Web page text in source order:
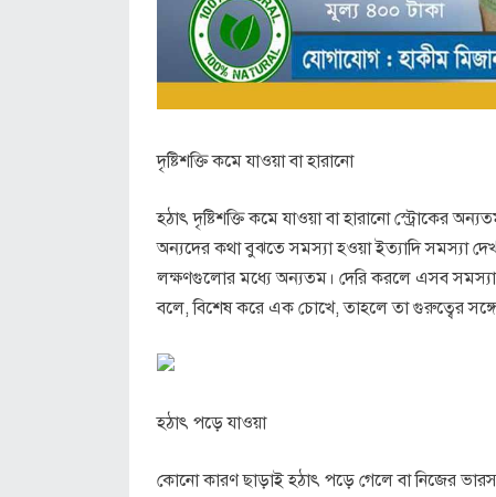
দৃষ্টিশক্তি কমে যাওয়া বা হারানো
হঠাৎ দৃষ্টিশক্তি কমে যাওয়া বা হারানো স্ট্রোকের
অন্যদের কথা বুঝতে সমস্যা হওয়া ইত্যাদি সমস্যা
লক্ষণগুলোর মধ্যে অন্যতম। দেরি করলে এসব সমস্যা
বলে, বিশেষ করে এক চোখে, তাহলে তা গুরুত্বের
হঠাৎ পড়ে যাওয়া
কোনো কারণ ছাড়াই হঠাৎ পড়ে গেলে বা নিজের